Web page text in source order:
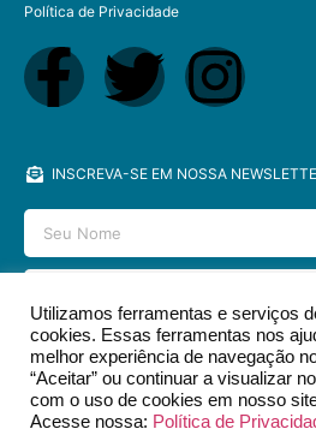
Política de Privacidade
INSCREVA-SE EM NOSSA
ENVIAR
Utilizamos ferramentas e serviços
cookies. Essas ferramentas nos
melhor experiência de navegação
“Aceitar” ou continuar a visualizar
com o uso de cookies em nosso
Acesse nossa: Política de